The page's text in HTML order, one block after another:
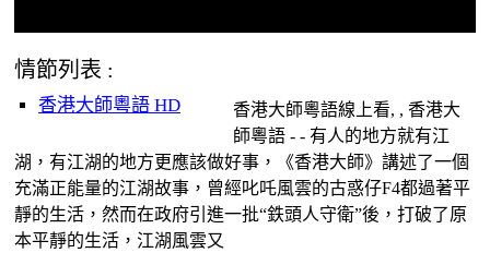
情節列表 :
香港大師粵語 HD
香港大師粵語線上看, , 香港大
師粵語 - - 有人的地方就有江
湖，有江湖的地方更應該做好事，《香港大師》講述了一個
充滿正能量的江湖故事，曾經叱吒風雲的古惑仔F4都過著平
靜的生活，然而在政府引進一批“鉄頭人守衛”後，打破了原
本平靜的生活，江湖風雲又